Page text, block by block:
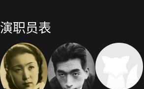
演职员表